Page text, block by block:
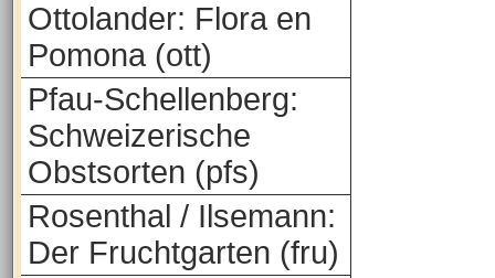
Ottolander: Flora en
Pomona (ott)
Pfau-Schellenberg:
Schweizerische
Obstsorten (pfs)
Rosenthal / Ilsemann:
Der Fruchtgarten (fru)